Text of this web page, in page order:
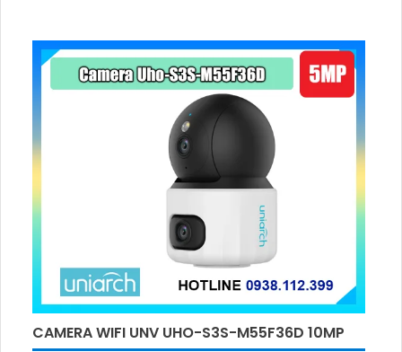
giám sát hiệu quả trong mọi tình huống.
CAMERA WIFI UNV UHO-S3S-M55F36D 10MP